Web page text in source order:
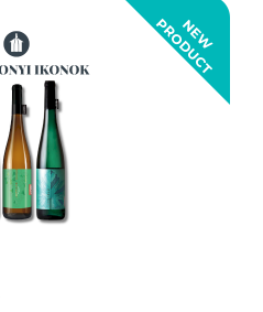
N
E
W
P
R
O
D
U
C
T